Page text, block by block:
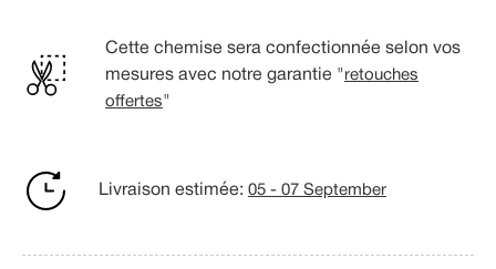
Cette chemise sera confectionnée selon vos
mesures avec notre garantie " retouches
offertes"
Livraison estimée: 05 - 07 September